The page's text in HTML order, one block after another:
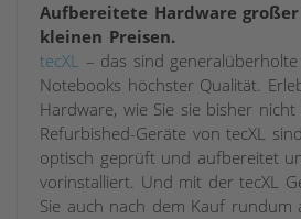
Aufbereitete Hardware
kleinen Preisen.
tecXL – das sind
Notebooks höchster Qualität.
Hardware, wie Sie sie bisher
Refurbished-Geräte von tecXL
optisch geprüft und aufbereitet
vorinstalliert. Und mit der tecXL
Sie auch nach dem Kauf rundum